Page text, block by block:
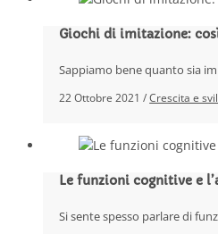
Giochi di imitazione:
Sappiamo bene quanto sia
22 Ottobre 2021 /Crescita e
Le funzioni cognitive e
Si sente spesso parlare di